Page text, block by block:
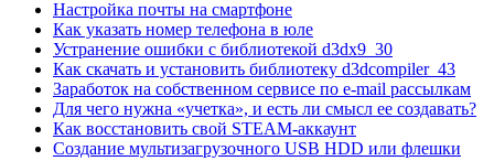
Настройка почты на смартфоне
Как указать номер телефона в юле
Устранение ошибки с библиотекой d3dx9_30
Как скачать и установить библиотеку d3dcompiler_43
Заработок на собственном сервисе по e-mail рассылкам
Для чего нужна «учетка», и есть ли смысл ее создавать?
Как восстановить свой STEAM-аккаунт
Создание мультизагрузочного USB HDD или флешки